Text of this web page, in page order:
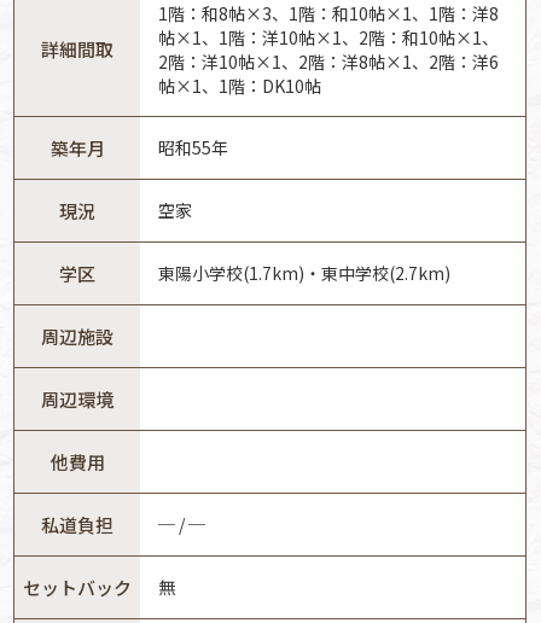
詳細間取
1階：和8帖×3、1階：和10帖×1、1階：洋8
帖×1、1階：洋10帖×1、2階：和10帖×1、
2階：洋10帖×1、2階：洋8帖×1、2階：洋6
帖×1、1階：DK10帖
築年月 昭和55年
現況 空家
学区 東陽小学校(1.7km)・東中学校(2.7km)
周辺施設
周辺環境
他費用
私道負担 ─ / ─
セットバック 無